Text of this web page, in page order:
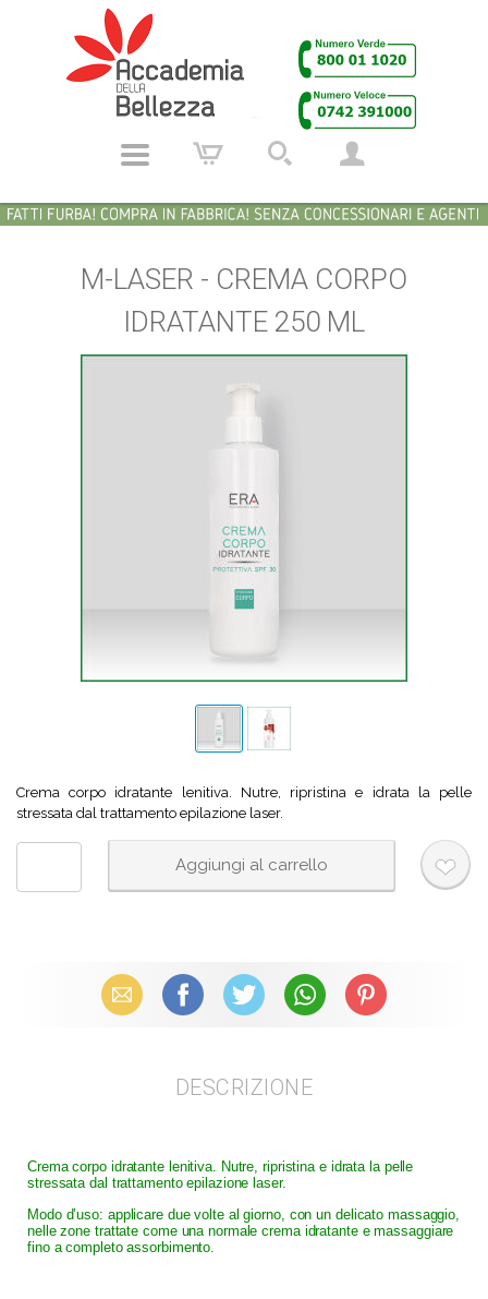
M-LASER - CREMA CORPO
IDRATANTE 250 ML
Crema corpo idratante lenitiva. Nutre, ripristina e idrata la pelle
stressata dal trattamento epilazione laser.
Email Facebook X (Twitter) WhatsAppPinterest
DESCRIZIONE
Crema corpo idratante lenitiva. Nutre, ripristina e idrata la pelle
stressata dal trattamento epilazione laser.
Modo d’uso: applicare due volte al giorno, con un delicato massaggio,
nelle zone trattate come una normale crema idratante e massaggiare
fino a completo assorbimento.